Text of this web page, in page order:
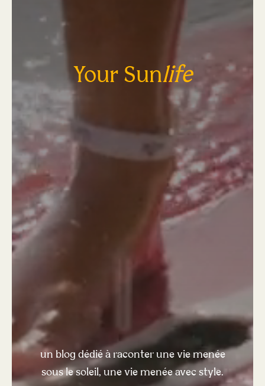
Your Sunlife
un blog dédié à raconter une vie menée
sous le soleil, une vie menée avec style.